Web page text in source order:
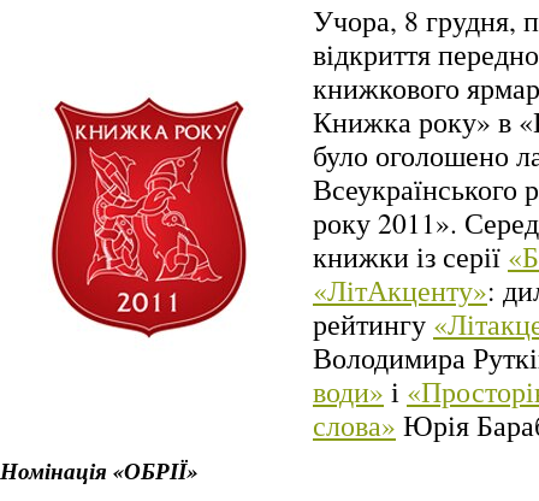
Учора, 8 грудня,
відкриття
книжкового
Книжка року» в
було оголошено
Всеукраїнського
року 2011».
книжки із серії
«ЛітАкценту»:
рейтингу
Володимира
води» і
слова» Юрія
Номінація «ОБРІЇ»